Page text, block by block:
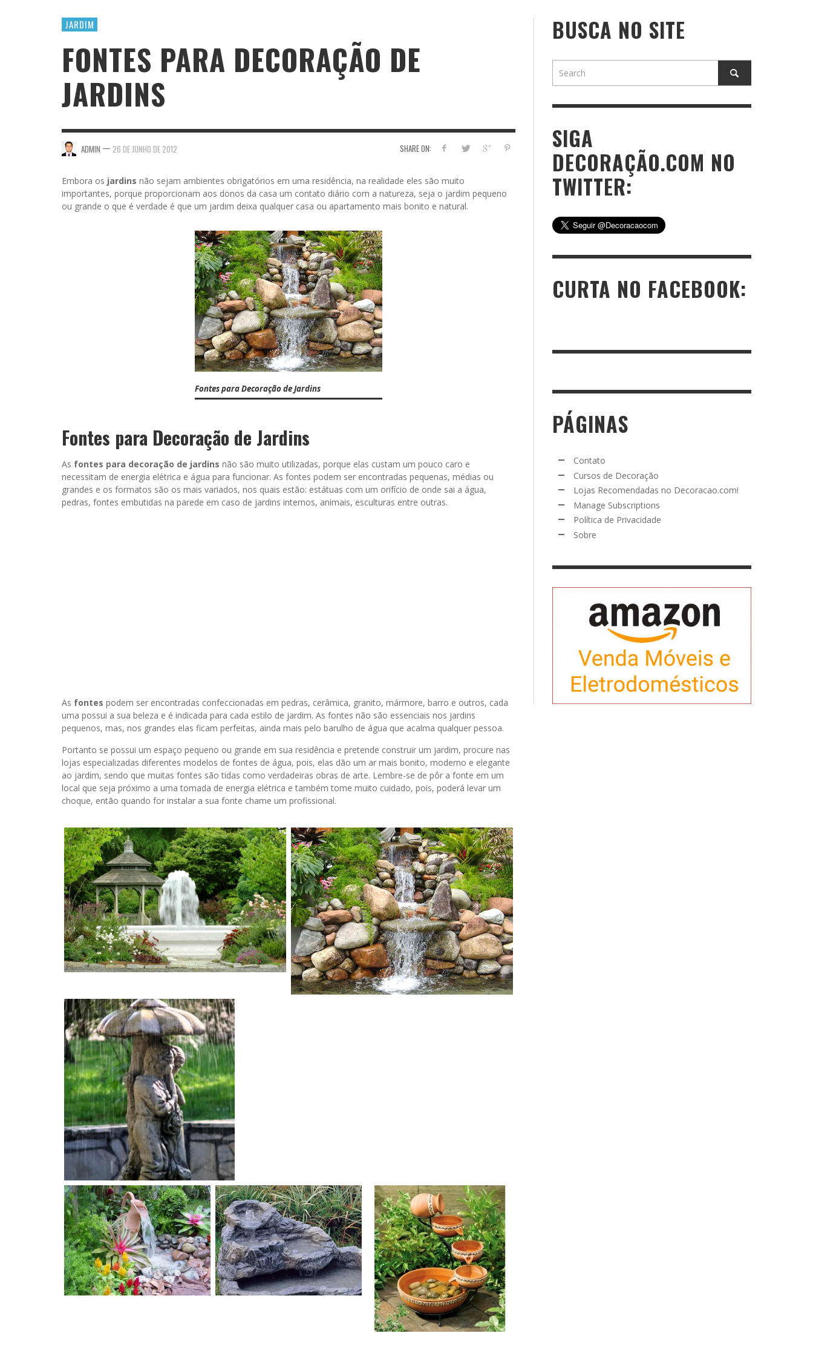
JARDIM
FONTES PARA DECORAÇÃO DE
JARDINS
SHARE ON:
ADMIN — 26 DE JUNHO DE 2012
Embora os jardins não sejam ambientes obrigatórios em uma residência, na realidade eles são muito
importantes, porque proporcionam aos donos da casa um contato diário com a natureza, seja o jardim pequeno
ou grande o que é verdade é que um jardim deixa qualquer casa ou apartamento mais bonito e natural.
Fontes para Decoração de Jardins
Fontes para Decoração de Jardins
As fontes para decoração de jardins não são muito utilizadas, porque elas custam um pouco caro e
necessitam de energia elétrica e água para funcionar. As fontes podem ser encontradas pequenas, médias ou
grandes e os formatos são os mais variados, nos quais estão: estátuas com um orifício de onde sai a água,
pedras, fontes embutidas na parede em caso de jardins internos, animais, esculturas entre outras.
As fontes podem ser encontradas confeccionadas em pedras, cerâmica, granito, mármore, barro e outros, cada
uma possui a sua beleza e é indicada para cada estilo de jardim. As fontes não são essenciais nos jardins
pequenos, mas, nos grandes elas ficam perfeitas, ainda mais pelo barulho de água que acalma qualquer pessoa.
Portanto se possui um espaço pequeno ou grande em sua residência e pretende construir um jardim, procure nas
lojas especializadas diferentes modelos de fontes de água, pois, elas dão um ar mais bonito, moderno e elegante
ao jardim, sendo que muitas fontes são tidas como verdadeiras obras de arte. Lembre-se de pôr a fonte em um
local que seja próximo a uma tomada de energia elétrica e também tome muito cuidado, pois, poderá levar um
choque, então quando for instalar a sua fonte chame um profissional.
BUSCA NO SITE
SIGA
DECORAÇÃO.COM NO
TWITTER:
CURTA NO FACEBOOK:
PÁGINAS
Contato
Cursos de Decoração
Lojas Recomendadas no Decoracao.com!
Manage Subscriptions
Política de Privacidade
Sobre